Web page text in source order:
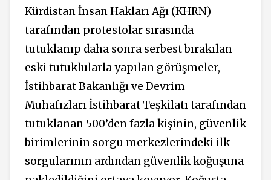
Kürdistan İnsan Hakları Ağı (KHRN)
tarafından protestolar sırasında
tutuklanıp daha sonra serbest bırakılan
eski tutuklularla yapılan görüşmeler,
İstihbarat Bakanlığı ve Devrim
Muhafızları İstihbarat Teşkilatı tarafından
tutuklanan 500’den fazla kişinin, güvenlik
birimlerinin sorgu merkezlerindeki ilk
sorgularının ardından güvenlik koğuşuna